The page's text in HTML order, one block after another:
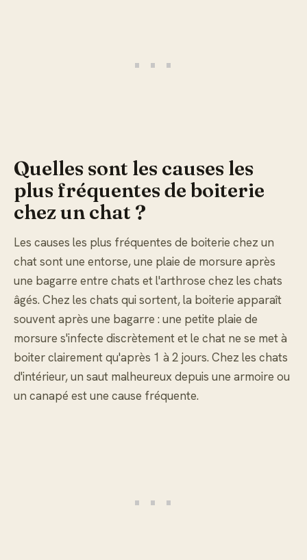
Quelles sont les causes les
plus fréquentes de boiterie
chez un chat ?
Les causes les plus fréquentes de boiterie chez un
chat sont une entorse, une plaie de morsure après
une bagarre entre chats et l'arthrose chez les chats
âgés. Chez les chats qui sortent, la boiterie apparaît
souvent après une bagarre : une petite plaie de
morsure s'infecte discrètement et le chat ne se met à
boiter clairement qu'après 1 à 2 jours. Chez les chats
d'intérieur, un saut malheureux depuis une armoire ou
un canapé est une cause fréquente.